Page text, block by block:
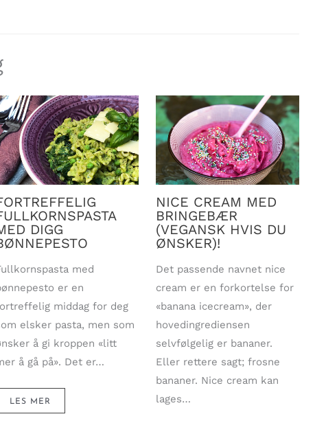
DIGG
med
er en
middag for deg
elsker pasta, men som
å gi kroppen «litt
å gå på». Det er…
LES MER
NICE CREAM MED
BRINGEBÆR
(VEGANSK HVIS DU
ØNSKER)!
Det passende navnet nice
cream er en forkortelse for
«banana icecream», der
hovedingrediensen
selvfølgelig er bananer.
Eller rettere sagt; frosne
bananer. Nice cream kan
lages…